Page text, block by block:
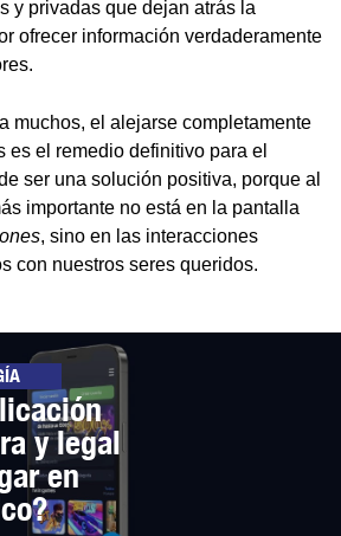
y privadas que dejan atrás la
ofrecer información verdaderamente
muchos, el alejarse completamente
es el remedio definitivo para el
ser una solución positiva, porque al
importante no está en la pantalla
, sino en las interacciones
con nuestros seres queridos.
y legal
en